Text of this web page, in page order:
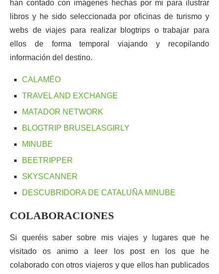
han contado con imágenes hechas por mi para ilustrar
libros y he sido seleccionada por oficinas de turismo y
webs de viajes para realizar blogtrips o trabajar para
ellos de forma temporal viajando y recopilando
información del destino.
CALAMÉO
TRAVEL AND EXCHANGE
MATADOR NETWORK
BLOGTRIP BRUSELASGIRLY
MINUBE
BEETRIPPER
SKYSCANNER
DESCUBRIDORA DE CATALUÑA MINUBE
COLABORACIONES
Si queréis saber sobre mis viajes y lugares que he
visitado os animo a leer los post en los que he
colaborado con otros viajeros y que ellos han publicados